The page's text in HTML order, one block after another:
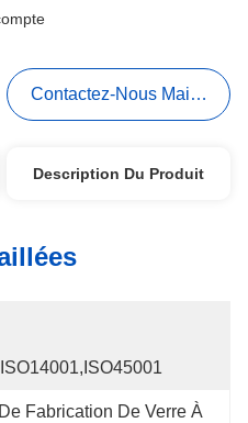
Contactez-Nous Maintenant
Description Du Produit
Fabrication De Verre À